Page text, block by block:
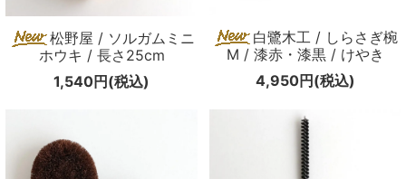
松野屋 / ソルガムミニ
ホウキ / 長さ25cm
1,540円(税込)
白鷺木工 / しらさぎ椀
M / 漆赤・漆黒 / けやき
4,950円(税込)